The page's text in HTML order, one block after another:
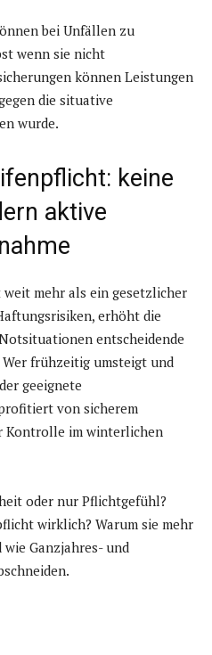
bei Unfällen zu
wenn sie nicht
können Leistungen
die situative
wurde.
keine
aktive
weit mehr als ein gesetzlicher
erhöht die
entscheidende
frühzeitig umsteigt und
geeignete
von sicherem
Kontrolle im winterlichen
oder nur Pflichtgefühl?
wirklich? Warum sie mehr
Ganzjahres- und